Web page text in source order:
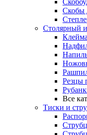
Скобы
Столярный
Клейма
Резцы
Все
Тиски и